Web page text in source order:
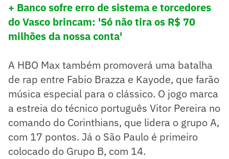
+ Banco sofre erro de sistema e torcedores
do Vasco brincam: 'Só não tira os R$ 70
milhões da nossa conta'
A HBO Max também promoverá uma batalha
de rap entre Fabio Brazza e Kayode, que farão
música especial para o clássico. O jogo marca
a estreia do técnico português Vitor Pereira no
comando do Corinthians, que lidera o grupo A,
com 17 pontos. Já o São Paulo é primeiro
colocado do Grupo B, com 14.